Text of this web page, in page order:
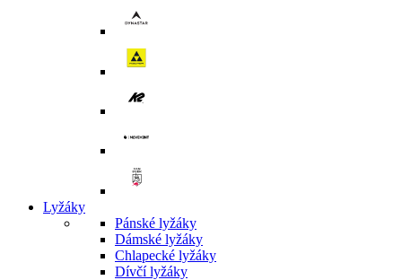
Lyžáky
Pánské lyžáky
Dámské lyžáky
Chlapecké lyžáky
Dívčí lyžáky